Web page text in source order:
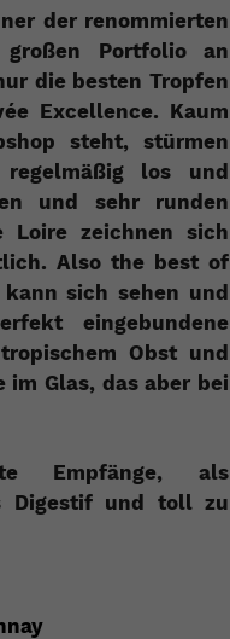
der renommierten
großen Portfolio an
die besten Tropfen
Excellence. Kaum
steht, stürmen
los und
und sehr runden
Loire zeichnen sich
Also the best of
sich sehen und
eingebundene
Obst und
Glas, das aber bei
Empfänge, als
Digestif und toll zu